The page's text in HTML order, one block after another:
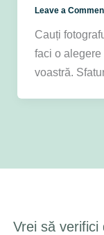
Leave a
Cauți
faci o
voastră.
Vrei să verifici